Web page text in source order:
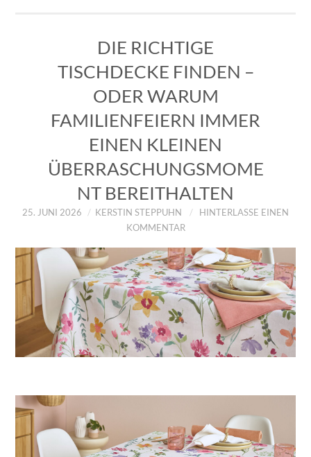
ZUM SHOP
DATENSCHUTZERKLÄRUNG
DIE RICHTIGE
TISCHDECKE FINDEN –
ODER WARUM
FAMILIENFEIERN IMMER
EINEN KLEINEN
ÜBERRASCHUNGSMOME
NT BEREITHALTEN
25. JUNI 2026 KERSTIN STEPPUHN
HINTERLASSE EINEN
KOMMENTAR